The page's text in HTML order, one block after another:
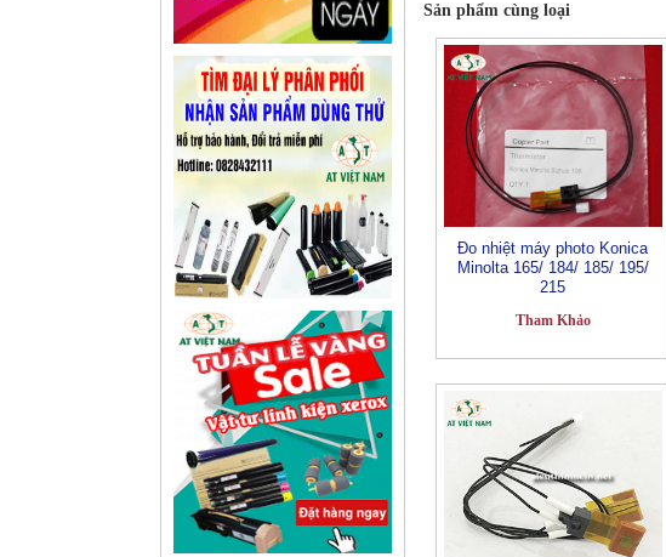
Sản phẩm cùng loại
Đo nhiệt máy photo Konica
Minolta 165/ 184/ 185/ 195/
215
Tham Khảo